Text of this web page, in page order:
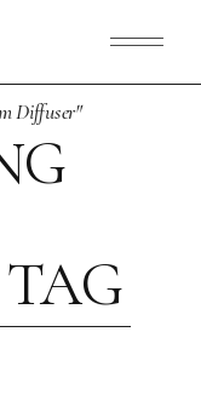
Diffuser"